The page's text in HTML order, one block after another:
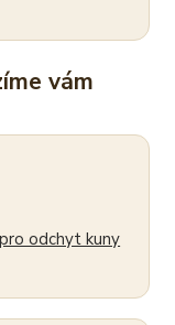
vám
odchyt kuny